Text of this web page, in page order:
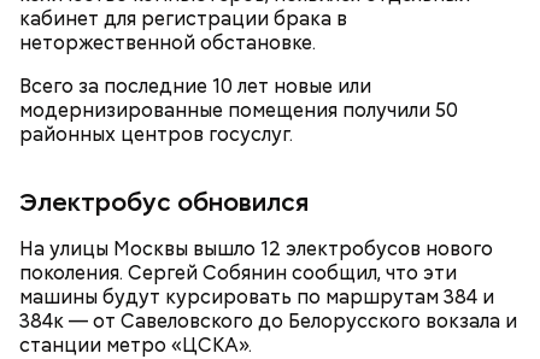
кабинет для регистрации брака в
неторжественной обстановке.
Всего за последние 10 лет новые или
модернизированные помещения получили 50
районных центров госуслуг.
Электробус обновился
На улицы Москвы вышло 12 электробусов нового
поколения. Сергей Собянин сообщил, что эти
машины будут курсировать по маршрутам 384 и
384к — от Савеловского до Белорусского вокзала и
станции метро «ЦСКА».